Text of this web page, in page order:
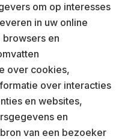
om op interesses
in uw online
en
over cookies,
over interacties
en websites,
en
van een bezoeker